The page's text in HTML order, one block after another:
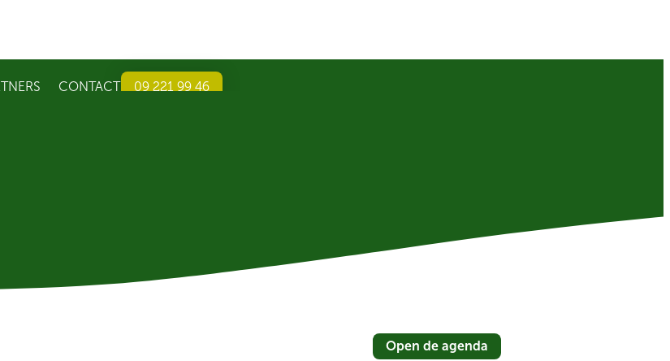
CONTACT 09 221 99 46
Open de agenda